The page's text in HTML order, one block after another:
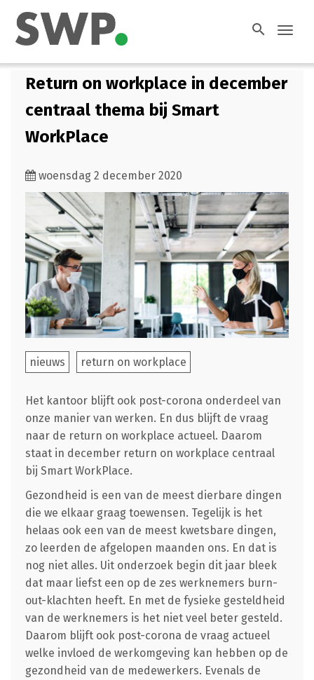
search
Return on workplace in december
centraal thema bij Smart
WorkPlace
woensdag 2 december 2020
nieuws return on workplace
Het kantoor blijft ook post-corona onderdeel van
onze manier van werken. En dus blijft de vraag
naar de return on workplace actueel. Daarom
staat in december return on workplace centraal
bij Smart WorkPlace.
Gezondheid is een van de meest dierbare dingen
die we elkaar graag toewensen. Tegelijk is het
helaas ook een van de meest kwetsbare dingen,
zo leerden de afgelopen maanden ons. En dat is
nog niet alles. Uit onderzoek begin dit jaar bleek
dat maar liefst een op de zes werknemers burn-
out-klachten heeft. En met de fysieke gesteldheid
van de werknemers is het niet veel beter gesteld.
Daarom blijft ook post-corona de vraag actueel
welke invloed de werkomgeving kan hebben op de
gezondheid van de medewerkers. Evenals de